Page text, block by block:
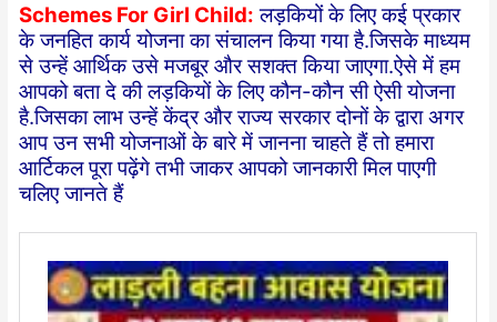
Schemes For Girl Child: लड़कियों के लिए कई प्रकार
के जनहित कार्य योजना का संचालन किया गया है.जिसके माध्यम
से उन्हें आर्थिक उसे मजबूर और सशक्त किया जाएगा.ऐसे में हम
आपको बता दे की लड़कियों के लिए कौन-कौन सी ऐसी योजना
है.जिसका लाभ उन्हें केंद्र और राज्य सरकार दोनों के द्वारा अगर
आप उन सभी योजनाओं के बारे में जानना चाहते हैं तो हमारा
आर्टिकल पूरा पढ़ेंगे तभी जाकर आपको जानकारी मिल पाएगी
चलिए जानते हैं